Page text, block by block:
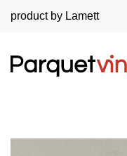
product by Lamett